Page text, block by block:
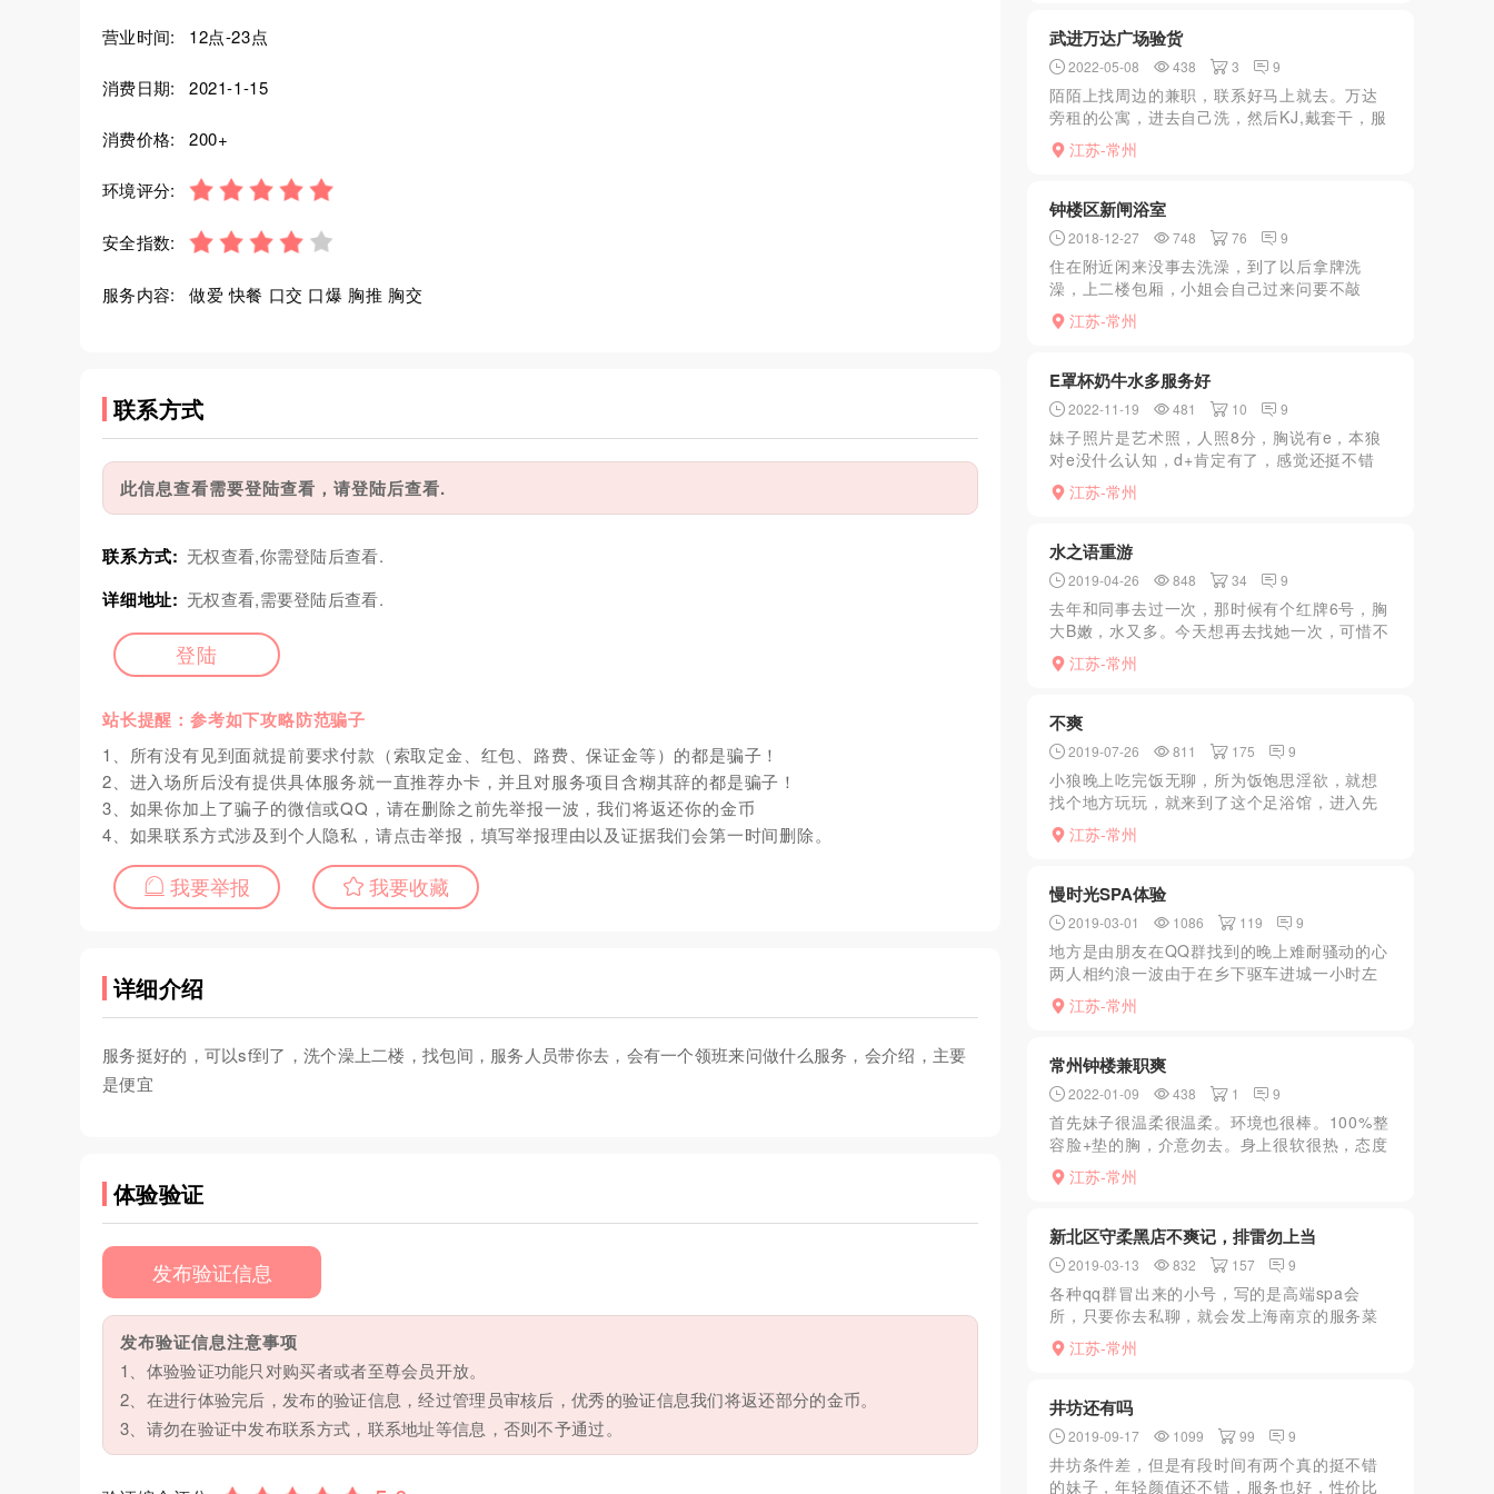
营业时间: 12点-23点
消费日期: 2021-1-15
消费价格: 200+
环境评分:
安全指数:
服务内容: 做爱 快餐 口交 口爆 胸推 胸交
联系方式
此信息查看需要登陆查看，请登陆后查看.
联系方式: 无权查看,你需登陆后查看.
详细地址: 无权查看,需要登陆后查看.
登陆
站长提醒：参考如下攻略防范骗子
1、所有没有见到面就提前要求付款（索取定金、红包、路费、保证金等）的都是骗子！
2、进入场所后没有提供具体服务就一直推荐办卡，并且对服务项目含糊其辞的都是骗子！
3、如果你加上了骗子的微信或QQ，请在删除之前先举报一波，我们将返还你的金币
4、如果联系方式涉及到个人隐私，请点击举报，填写举报理由以及证据我们会第一时间删除。
我要举报 我要收藏
详细介绍
服务挺好的，可以sf到了，洗个澡上二楼，找包间，服务人员带你去，会有一个领班来问做什么服务，会介绍，主要
是便宜
体验验证
发布验证信息
发布验证信息注意事项
1、体验验证功能只对购买者或者至尊会员开放。
2、在进行体验完后，发布的验证信息，经过管理员审核后，优秀的验证信息我们将返还部分的金币。
3、请勿在验证中发布联系方式，联系地址等信息，否则不予通过。
武进万达广场验货
2022-05-08 438 3 9
陌陌上找周边的兼职，联系好马上就去。万达
旁租的公寓，进去自己洗，然后KJ,戴套干，服
务没想象中的好。长的一般般，憋不住的LY可
以去试试。
江苏-常州
钟楼区新闸浴室
2018-12-27 748 76 9
住在附近闲来没事去洗澡，到了以后拿牌洗
澡，上二楼包厢，小姐会自己过来问要不敲
背，包厢炮房都可以，来了一个轻熟女吧，先
口后做感觉一般，毕竟价格不是很高，泄火的
江苏-常州
E罩杯奶牛水多服务好
2022-11-19 481 10 9
妹子照片是艺术照，人照8分，胸说有e，本狼
对e没什么认知，d+肯定有了，感觉还挺不错
的，关键是服务还挺不错，ab面该照顾的都照
顾到了，小口活有点小温柔。整个过程还是很
江苏-常州
水之语重游
2019-04-26 848 34 9
去年和同事去过一次，那时候有个红牌6号，胸
大B嫩，水又多。今天想再去找她一次，可惜不
干了，只能挑个勉强过得去的泄了火
江苏-常州
不爽
2019-07-26 811 175 9
小狼晚上吃完饭无聊，所为饭饱思淫欲，就想
找个地方玩玩，就来到了这个足浴馆，进入先
问价格，还行就和技师上了楼，技师胸大很有
料，是小狼的最爱就是年纪大了点，上了楼就
江苏-常州
慢时光SPA体验
2019-03-01 1086 119 9
地方是由朋友在QQ群找到的晚上难耐骚动的心
两人相约浪一波由于在乡下驱车进城一小时左
右晚上8点到店星期天人比较多刚好有位子淋雨
结束后由人带到楼上环境一般上楼时看见技师
江苏-常州
常州钟楼兼职爽
2022-01-09 438 1 9
首先妹子很温柔很温柔。环境也很棒。100%整
容脸+垫的胸，介意勿去。身上很软很热，态度
很好。推荐。.........
江苏-常州
新北区守柔黑店不爽记，排雷勿上当
2019-03-13 832 157 9
各种qq群冒出来的小号，写的是高端spa会
所，只要你去私聊，就会发上海南京的服务菜
单给你艳遇脱衣陪浴诱惑等等，其实都是假
的，其实就是绿色的，最后再叫几个穿的暴露
江苏-常州
井坊还有吗
2019-09-17 1099 99 9
井坊条件差，但是有段时间有两个真的挺不错
的妹子，年轻颜值还不错，服务也好，性价比